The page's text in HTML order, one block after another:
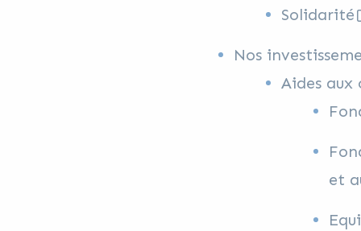
Solidarité
Nos
Aides aux
et